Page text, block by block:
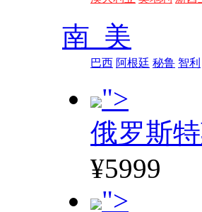
南 美
巴西 阿根廷 秘鲁 智利
">
俄罗斯
¥5999
">